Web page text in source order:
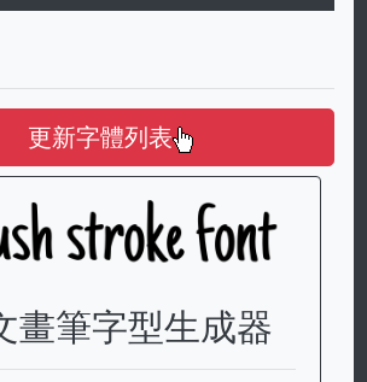
更新字體列表
畫筆字型生成器